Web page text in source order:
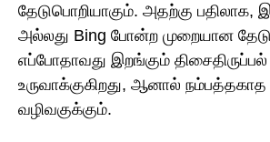
தேடுபொறியாகும். அதற்கு பதிலாக,
அல்லது Bing போன்ற முறையான
எப்போதாவது இறங்கும்
உருவாக்குகிறது, ஆனால்
வழிவகுக்கும்.